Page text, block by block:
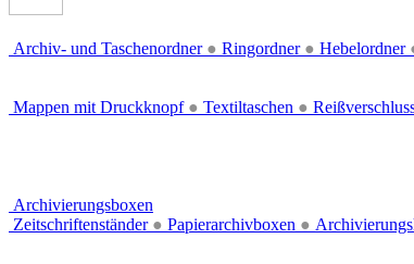
Archiv- und Taschenordner ● Ringordner ● Hebelordner
Mappen mit Druckknopf ● Textiltaschen ●
Archivierungsboxen
Zeitschriftenständer ● Papierarchivboxen ●